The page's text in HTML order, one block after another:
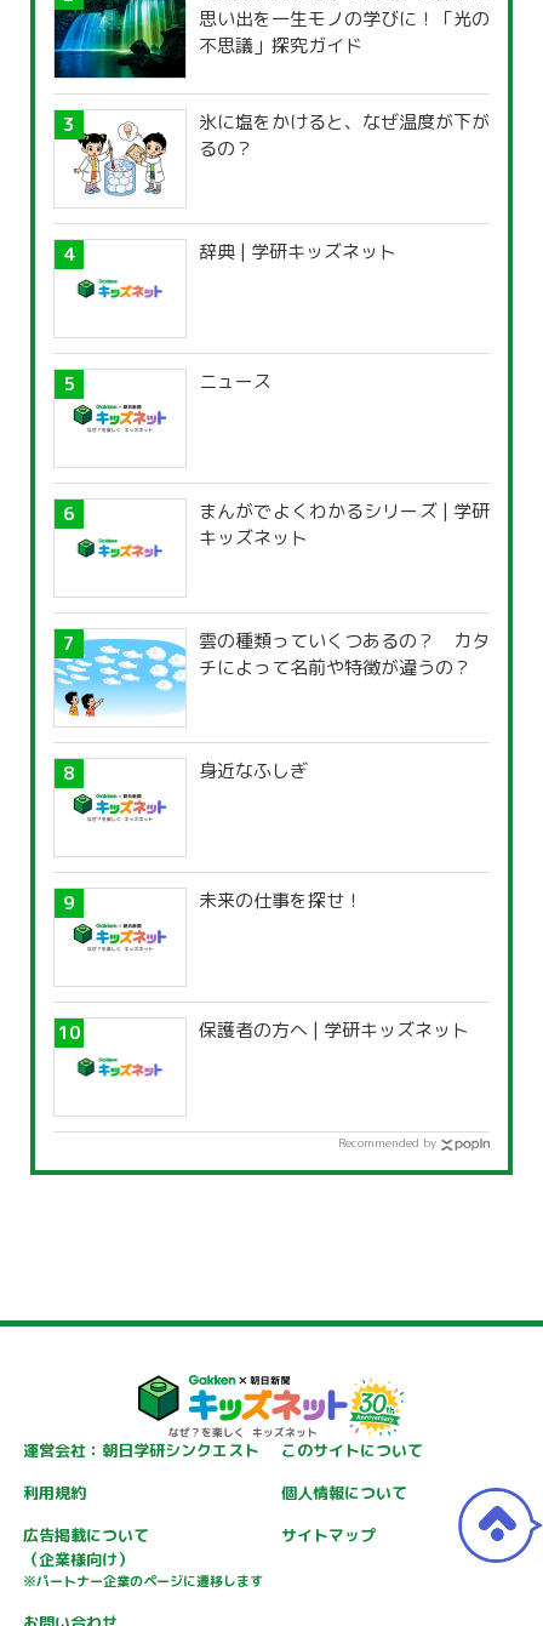
思い出を一生モノの学びに！「光の
不思議」探究ガイド
氷に塩をかけると、なぜ温度が下が
るの？
辞典 | 学研キッズネット
ニュース
まんがでよくわかるシリーズ | 学研
キッズネット
雲の種類っていくつあるの？ カタ
チによって名前や特徴が違うの？
身近なふしぎ
未来の仕事を探せ！
保護者の方へ | 学研キッズネット
Recommended by
運営会社：朝日学研シンクエスト
このサイトについて
利用規約
個人情報について
広告掲載について
（企業様向け）
※パートナー企業のページに遷移します
サイトマップ